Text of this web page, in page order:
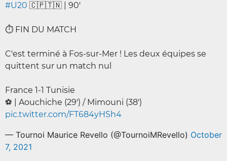
#U20 🇨🇵🇹🇳 | 90'
⏱️ FIN DU MATCH
C'est terminé à Fos-sur-Mer ! Les deux équipes se
quittent sur un match nul
France 1-1 Tunisie
⚽ | Aouchiche (29') / Mimouni (38')
pic.twitter.com/FT684yHSh4
— Tournoi Maurice Revello (@TournoiMRevello) October
7, 2021